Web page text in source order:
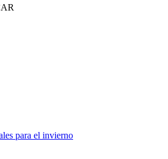
para el invierno